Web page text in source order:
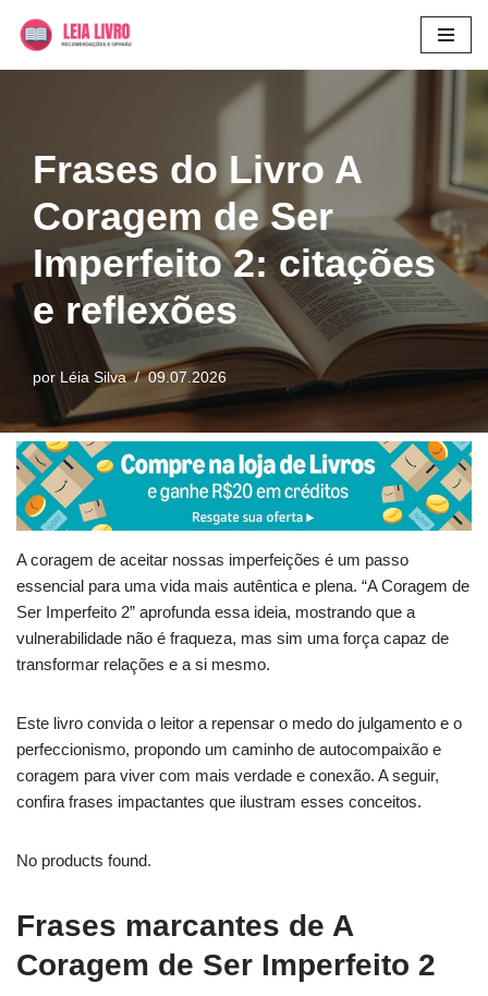
Frases do Livro A
Coragem de Ser
Imperfeito 2: citações
e reflexões
por Léia Silva 09.07.2026
A coragem de aceitar nossas imperfeições é um passo
essencial para uma vida mais autêntica e plena. “A Coragem de
Ser Imperfeito 2” aprofunda essa ideia, mostrando que a
vulnerabilidade não é fraqueza, mas sim uma força capaz de
transformar relações e a si mesmo.
Este livro convida o leitor a repensar o medo do julgamento e o
perfeccionismo, propondo um caminho de autocompaixão e
coragem para viver com mais verdade e conexão. A seguir,
confira frases impactantes que ilustram esses conceitos.
No products found.
Frases marcantes de A
Coragem de Ser Imperfeito 2